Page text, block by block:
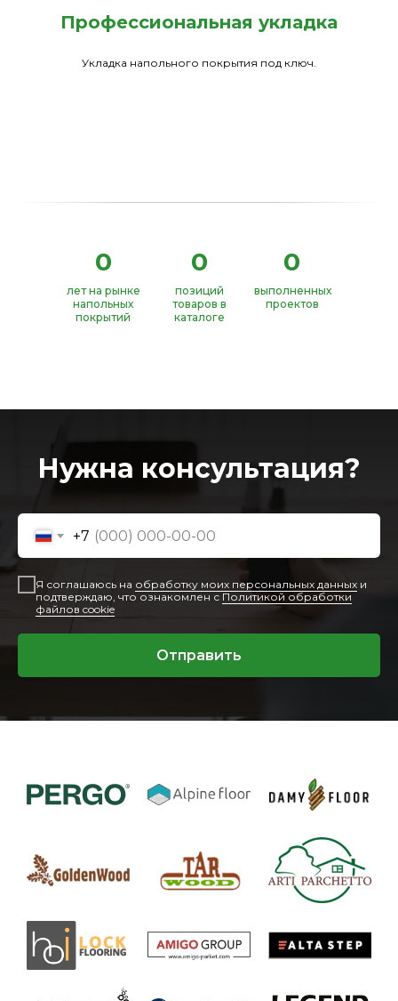
Профессиональная укладка
Укладка напольного покрытия под ключ.
0 0 0
лет на рынке
напольных
покрытий
позиций
товаров в
каталоге
выполненных
проектов
Нужна консультация?
+7
Я соглашаюсь на обработку моих персональных данных и
подтверждаю, что ознакомлен с Политикой обработки
файлов cookie
Отправить